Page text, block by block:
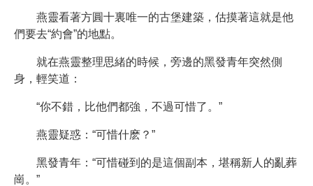
燕靈看著方圓十裏唯一的古堡建築，估摸著這就是他
們要去“約會”的地點。
就在燕靈整理思緒的時候，旁邊的黑發青年突然側
身，輕笑道：
“你不錯，比他們都強，不過可惜了。”
燕靈疑惑：“可惜什麽？”
黑發青年：“可惜碰到的是這個副本，堪稱新人的亂葬
崗。”